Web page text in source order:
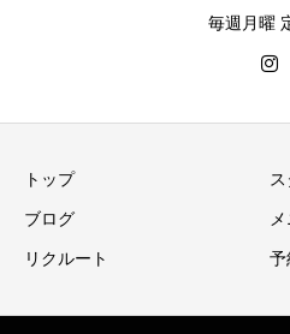
毎週月曜
トップ
ブログ
リクルート 予